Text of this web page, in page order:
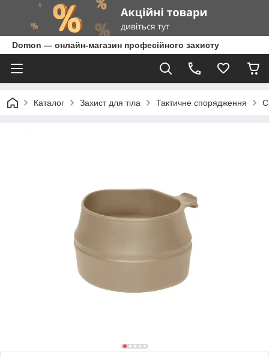
Domon — онлайн-магазин професійного захисту
Каталог Захист для тіла Тактичне спорядження